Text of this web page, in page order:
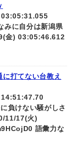
に自分は新潟県
金) 03:05:46.612
打てない台教え
負けない騒がしさ
11/17(火)
語彙力な